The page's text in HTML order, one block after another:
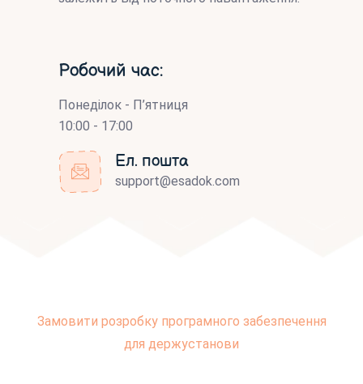
Робочий час:
Понеділок - П’ятниця
10:00 - 17:00
Ел. пошта
support@esadok.com
Замовити розробку програмного забезпечення
для держустанови